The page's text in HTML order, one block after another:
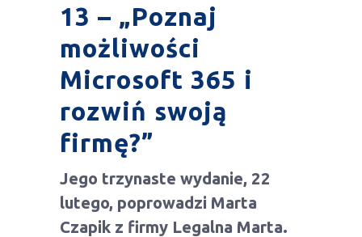
13 – „Poznaj
możliwości
Microsoft 365 i
rozwiń swoją
firmę?”
Jego trzynaste wydanie, 22
lutego, poprowadzi Marta
Czapik z firmy Legalna Marta.